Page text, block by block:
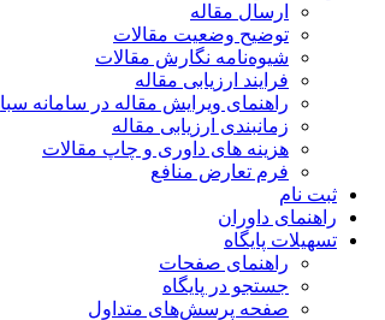
ارسال مقاله
توضیح وضعیت مقالات
شیوه‌نامه نگارش مقالات
فرایند ارزیابی مقاله
راهنمای ویرایش مقاله در سامانه سبا
زمانبندی ارزیابی مقاله
هزینه های داوری و چاپ مقالات
فرم تعارض منافع
ثبت نام
راهنمای داوران
تسهیلات پایگاه
راهنمای صفحات
جستجو در پایگاه
صفحه پرسش‌های متداول